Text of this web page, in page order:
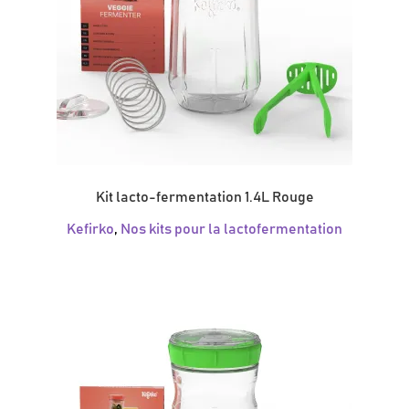
Kit lacto-fermentation 1.4L Rouge
Kefirko, Nos kits pour la lactofermentation